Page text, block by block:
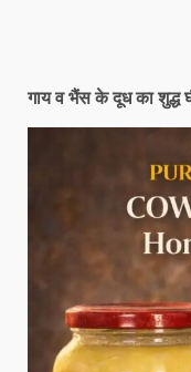
गाय व भैंस के दूध का शुद्ध